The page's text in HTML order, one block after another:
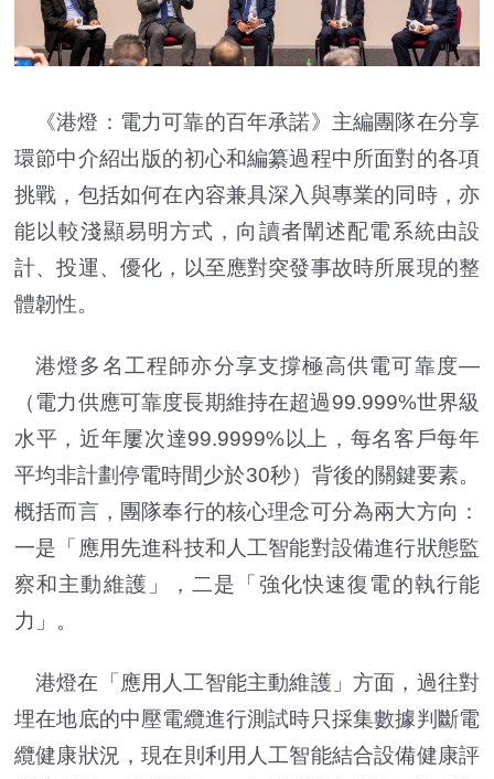
《港燈：電力可靠的百年承諾》主編團隊在分享
環節中介紹出版的初心和編纂過程中所面對的各項
挑戰，包括如何在內容兼具深入與專業的同時，亦
能以較淺顯易明方式，向讀者闡述配電系統由設
計、投運、優化，以至應對突發事故時所展現的整
體韌性。
港燈多名工程師亦分享支撐極高供電可靠度—
（電力供應可靠度長期維持在超過99.999%世界級
水平，近年屢次達99.9999%以上，每名客戶每年
平均非計劃停電時間少於30秒）背後的關鍵要素。
概括而言，團隊奉行的核心理念可分為兩大方向：
一是「應用先進科技和人工智能對設備進行狀態監
察和主動維護」，二是「強化快速復電的執行能
力」。
港燈在「應用人工智能主動維護」方面，過往對
埋在地底的中壓電纜進行測試時只採集數據判斷電
纜健康狀況，現在則利用人工智能結合設備健康評